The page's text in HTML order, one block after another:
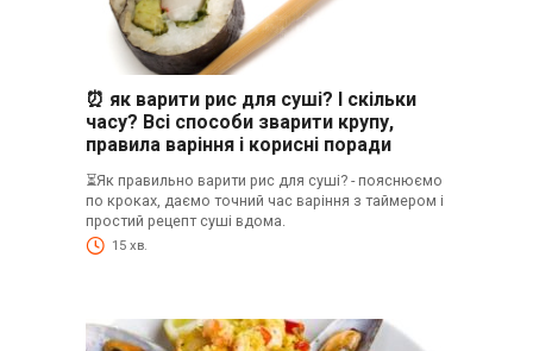
⏰ як варити рис для суші? І скільки
часу? Всі способи зварити крупу,
правила варіння і корисні поради
⏳Як правильно варити рис для суші? - пояснюємо
по кроках, даємо точний час варіння з таймером і
простий рецепт суші вдома.
15 хв.